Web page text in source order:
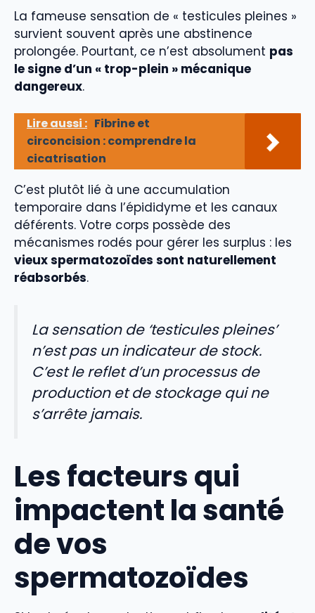
La fameuse sensation de « testicules pleines »
survient souvent après une abstinence
prolongée. Pourtant, ce n’est absolument pas
le signe d’un « trop-plein » mécanique
dangereux.
Lire aussi : Fibrine et
circoncision : comprendre la
cicatrisation
C’est plutôt lié à une accumulation
temporaire dans l’épididyme et les canaux
déférents. Votre corps possède des
mécanismes rodés pour gérer les surplus : les
vieux spermatozoïdes sont naturellement
réabsorbés.
La sensation de ‘testicules pleines’
n’est pas un indicateur de stock.
C’est le reflet d’un processus de
production et de stockage qui ne
s’arrête jamais.
Les facteurs qui
impactent la santé
de vos
spermatozoïdes